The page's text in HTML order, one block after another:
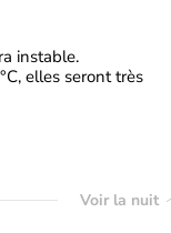
instable.
elles seront très
Voir la nuit